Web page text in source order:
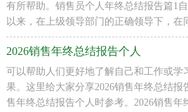
有所帮助。销售员个人年终总结报告篇1
以来，在上级领导部门的正确领导下，在
2026销售年终总结报告个人
可以帮助人们更好地了解自己和工作或学
果。这里给大家分享2026销售年终总结报
售年终总结报告个人时参考。2026销售年